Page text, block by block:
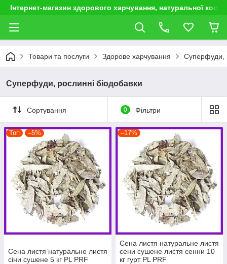
Інтернет-магазин здорового харчування, натуральної
Товари та послуги Здорове харчування Суперфуди,
Суперфуди, рослинні біодобавки
Сортування 0 Фільтри
Топ –5%
Сена листя натуральне листя
сіни сушене 5 кг PL PRF
–17%
Сена листя натуральне листя
сени сушене листя сенни 10
кг гурт PL PRF